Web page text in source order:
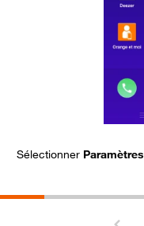
Sélectionner Paramètres